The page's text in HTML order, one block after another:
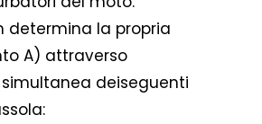
determina la propria
A) attraverso
simultanea deiseguenti